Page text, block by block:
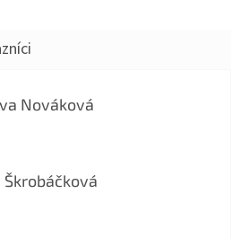
Nováková
je 5 z 5 hvězdiček.
Škrobáčková
je 5 z 5 hvězdiček.